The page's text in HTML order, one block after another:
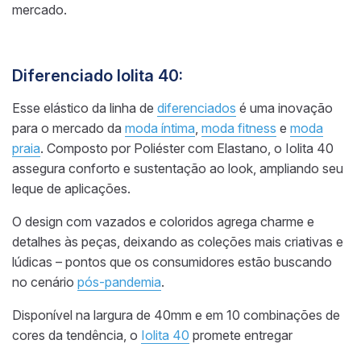
mercado.
Diferenciado Iolita 40:
Esse elástico da linha de diferenciados é uma inovação
para o mercado da moda íntima moda fitness e moda
praia. Composto por Poliéster com Elastano, o Iolita 40
assegura conforto e sustentação ao look, ampliando seu
leque de aplicações.
O design com vazados e coloridos agrega charme e
detalhes às peças, deixando as coleções mais criativas e
lúdicas – pontos que os consumidores estão buscando
no cenário pós-pandemia.
Disponível na largura de 40mm e em 10 combinações de
cores da tendência, o Iolita 40 promete entregar